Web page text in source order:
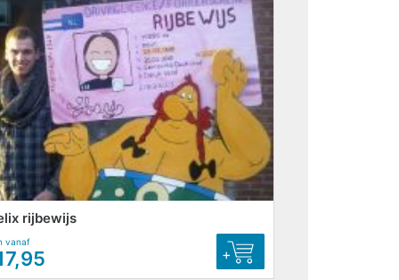
rijbewijs
vanaf
+